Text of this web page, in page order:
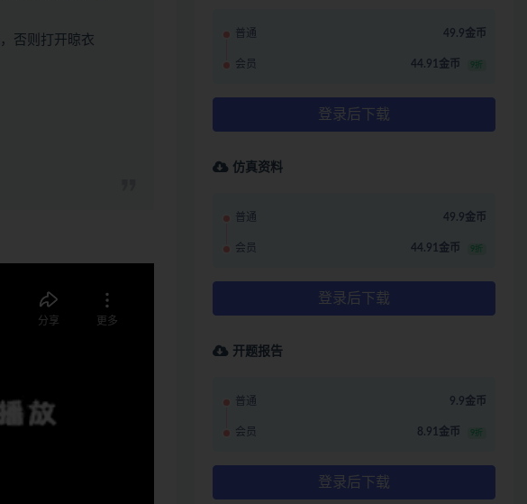
否则打开晾衣
普通 49.9金币
会员 44.91金币 9折
登录后下载
仿真资料
普通 49.9金币
会员 44.91金币 9折
登录后下载
开题报告
普通 9.9金币
会员 8.91金币 9折
登录后下载